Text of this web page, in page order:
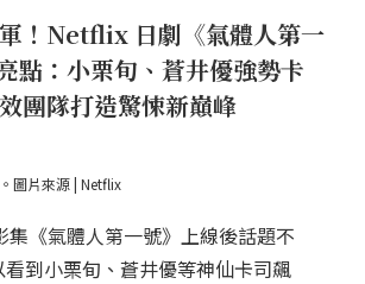
！Netflix 日劇《氣體人第一
點：小栗旬、蒼井優強勢卡
團隊打造驚悚新巔峰
圖片來源 | Netflix
《氣體人第一號》上線後話題不
到小栗旬、蒼井優等神仙卡司飆